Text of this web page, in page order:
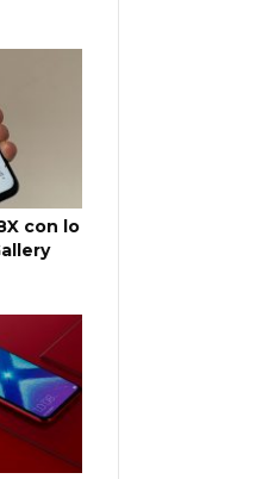
con lo